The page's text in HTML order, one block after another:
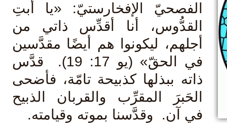
الإفخارستيّ: «يا أبتِ
أنا أقدِّس ذاتي من
ليكونوا هم أيضًا مقدَّسين
في الحقّ» (يو 17: 19). قدَّس
ببذلها كذبيحة تامّة، فأضحى
المقرِّب والقربان الذبيح
آن. وقدَّسنا بموته وقيامته.